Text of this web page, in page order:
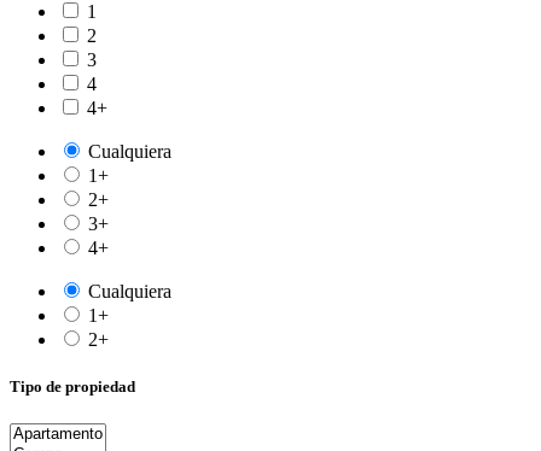
1
2
3
4
4+
Cualquiera
1+
2+
3+
4+
Cualquiera
1+
2+
Tipo de propiedad